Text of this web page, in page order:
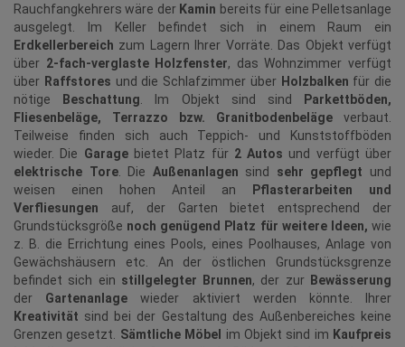
Rauchfangkehrers wäre der Kamin bereits für eine Pelletsanlage
ausgelegt. Im Keller befindet sich in einem Raum ein
Erdkellerbereich zum Lagern Ihrer Vorräte. Das Objekt verfügt
über 2-fach-verglaste Holzfenster, das Wohnzimmer verfügt
über Raffstores und die Schlafzimmer über Holzbalken für die
nötige
Beschattung. Im Objekt sind sind
Parkettböden,
Fliesenbeläge, Terrazzo bzw. Granitbodenbeläge verbaut.
Teilweise finden sich auch Teppich- und Kunststoffböden
wieder. Die Garage bietet Platz für 2 Autos und verfügt über
elektrische Tore. Die Außenanlagen sind sehr gepflegt und
weisen einen hohen Anteil an Pflasterarbeiten und
Verfliesungen auf, der Garten bietet entsprechend der
Grundstücksgröße noch genügend Platz für weitere Ideen, wie
z. B. die Errichtung eines Pools, eines Poolhauses, Anlage von
Gewächshäusern etc. An der östlichen Grundstücksgrenze
befindet sich ein stillgelegter Brunnen, der zur Bewässerung
der Gartenanlage wieder aktiviert werden könnte. Ihrer
Kreativität sind bei der Gestaltung des Außenbereiches keine
Grenzen gesetzt. Sämtliche Möbel im Objekt sind im Kaufpreis